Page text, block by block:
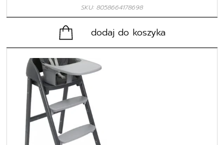
SKU: 8058664178698
dodaj do koszyka